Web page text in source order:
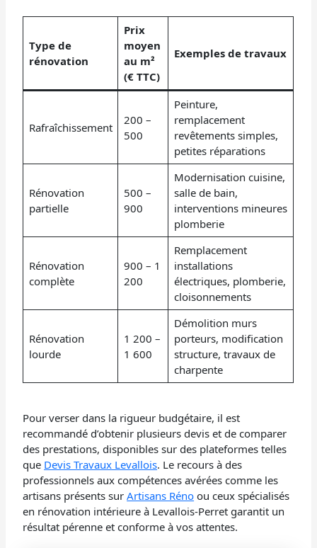
Type de
rénovation
Prix
moyen
au m²
(€ TTC)
Exemples de travaux
Rafraîchissement
200 –
500
Peinture,
remplacement
revêtements simples,
petites réparations
Rénovation
partielle
500 –
900
Modernisation cuisine,
salle de bain,
interventions mineures
plomberie
Rénovation
complète
900 – 1
200
Remplacement
installations
électriques, plomberie,
cloisonnements
Rénovation
lourde
1 200 –
1 600
Démolition murs
porteurs, modification
structure, travaux de
charpente
Pour verser dans la rigueur budgétaire, il est
recommandé d’obtenir plusieurs devis et de comparer
des prestations, disponibles sur des plateformes telles
que Devis Travaux Levallois. Le recours à des
professionnels aux compétences avérées comme les
artisans présents surArtisans Réno ou ceux spécialisés
en rénovation intérieure à Levallois-Perret garantit un
résultat pérenne et conforme à vos attentes.